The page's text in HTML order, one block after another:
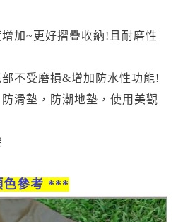
加~更好摺疊收納!且耐磨性
不受磨損&增加防水性功能!
滑墊，防潮地墊，使用美觀
色參考 ***